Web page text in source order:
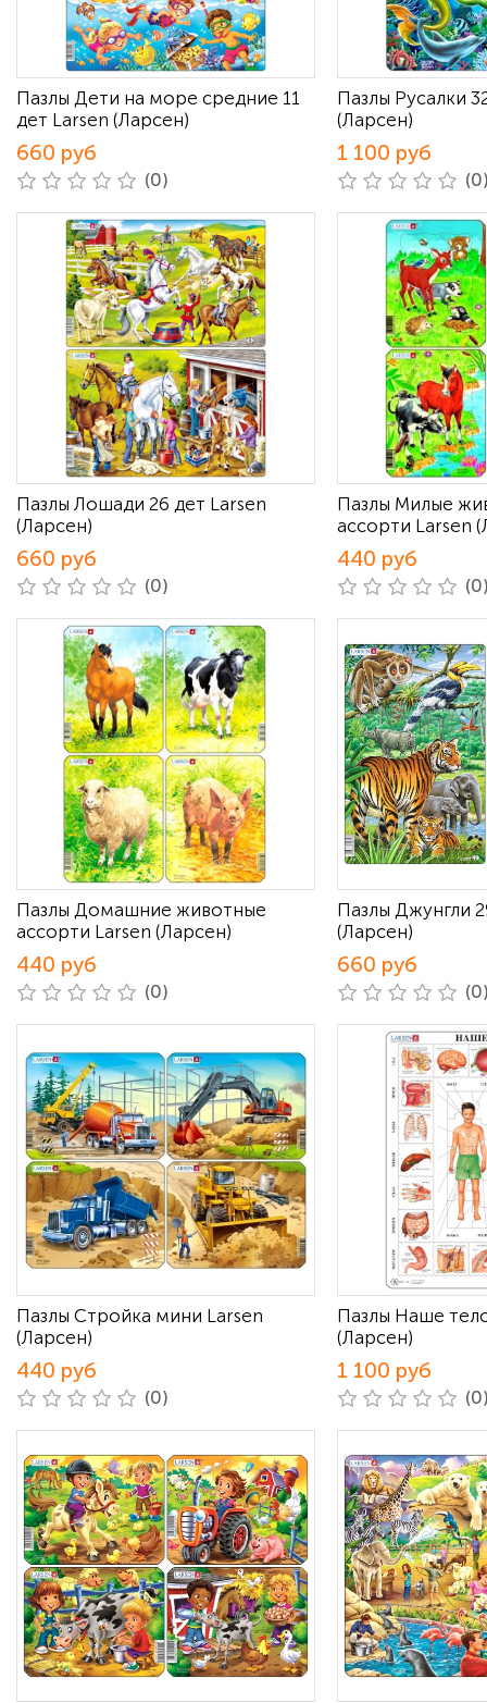
Пазлы Дети на море средние 11
дет Larsen (Ларсен)
660 руб
(0)
Пазлы Русалки
(Ларсен)
1 100 руб
Пазлы Лошади 26 дет Larsen
(Ларсен)
660 руб
(0)
Пазлы Милые
ассорти Larsen
440 руб
Пазлы Домашние животные
ассорти Larsen (Ларсен)
440 руб
(0)
Пазлы Джунгли
(Ларсен)
660 руб
Пазлы Стройка мини Larsen
(Ларсен)
440 руб
(0)
Пазлы Наше
(Ларсен)
1 100 руб